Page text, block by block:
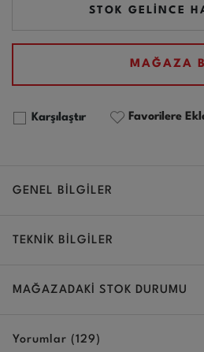
STOK GELİNCE
MAĞAZA
Karşılaştır Favorilere
GENEL BİLGİLER
TEKNİK BİLGİLER
MAĞAZADAKİ STOK DURUMU
Yorumlar (129)